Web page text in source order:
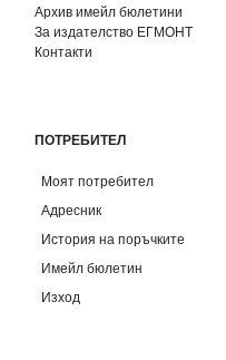
Архив имейл бюлетини
За издателство ЕГМОНТ
Контакти
ПОТРЕБИТЕЛ
Моят потребител
Адресник
История на поръчките
Имейл бюлетин
Изход